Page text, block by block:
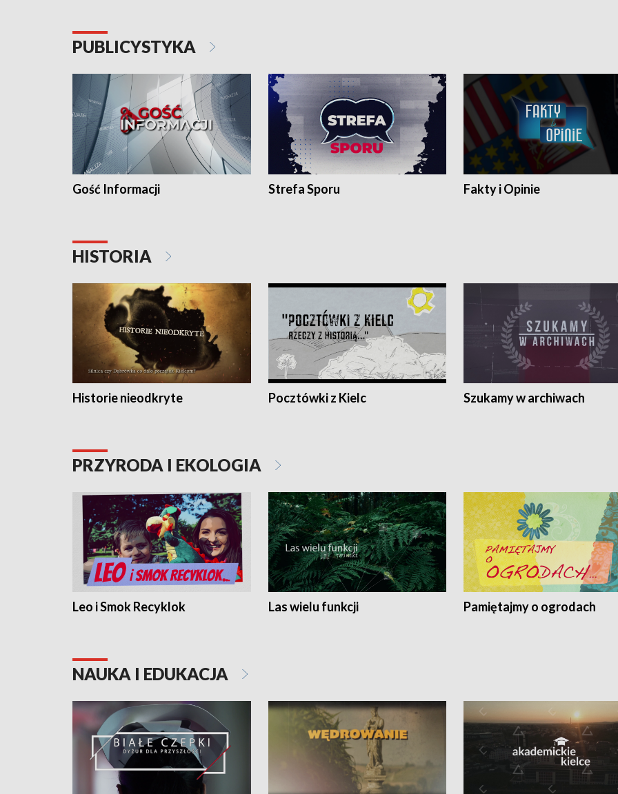
PUBLICYSTYKA
Gość Informacji Strefa Sporu Fakty i Opinie
HISTORIA
Historie nieodkryte Pocztówki z Kielc Szukamy w archiwach
PRZYRODA I EKOLOGIA
Leo i Smok Recyklok Las wielu funkcji Pamiętajmy o ogrodach
NAUKA I EDUKACJA